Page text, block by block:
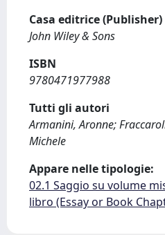
Casa editrice (Publisher)
John Wiley & Sons
ISBN
9780471977988
Tutti gli autori
Armanini, Aronne;
Michele
Appare nelle tipologie:
02.1 Saggio su volume
libro (Essay or Book